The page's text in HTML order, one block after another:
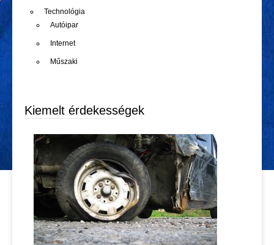
Technológia
Autóipar
Internet
Műszaki
Kiemelt érdekességek